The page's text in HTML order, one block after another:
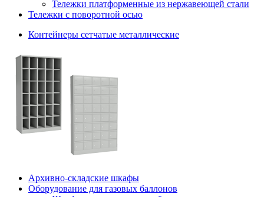
Тележки платформенные из нержавеющей стали
Тележки с поворотной осью
Контейнеры сетчатые металлические
Архивно-складские шкафы
Оборудование для газовых баллонов